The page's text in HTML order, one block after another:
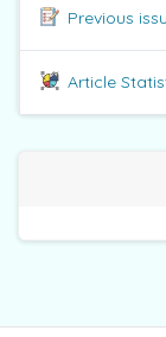
Previous
Article